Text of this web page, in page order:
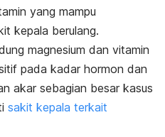
yang mampu
kepala berulang.
magnesium dan vitamin
pada kadar hormon dan
akar sebagian besar kasus
sakit kepala terkait